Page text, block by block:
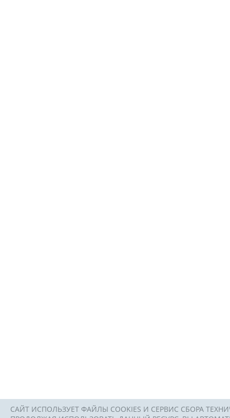
САЙТ ИСПОЛЬЗУЕТ ФАЙЛЫ COOKIES И СЕРВИС СБОРА